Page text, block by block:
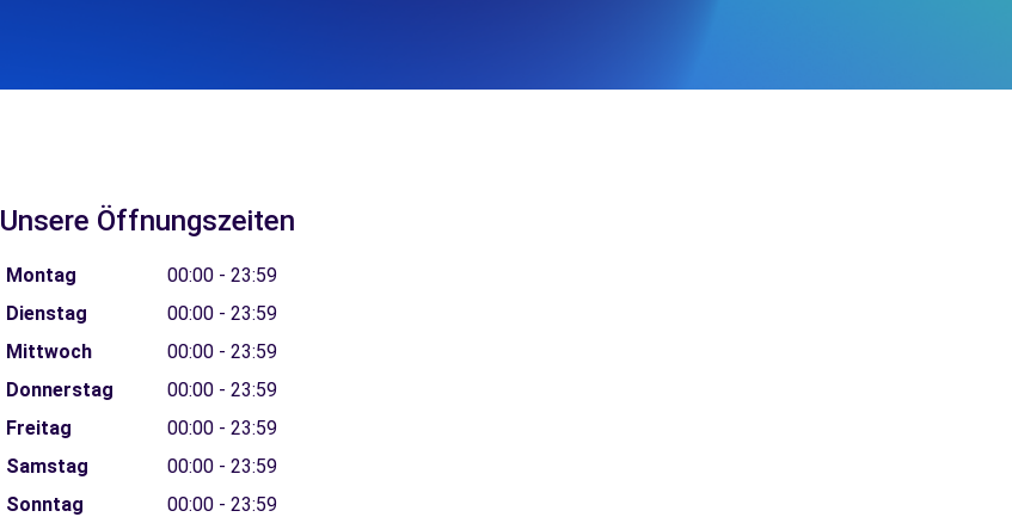
Unsere Öffnungszeiten
Montag
00:00 - 23:59
Dienstag
00:00 - 23:59
Mittwoch
00:00 - 23:59
Donnerstag
00:00 - 23:59
Freitag
00:00 - 23:59
Samstag
00:00 - 23:59
Sonntag
00:00 - 23:59